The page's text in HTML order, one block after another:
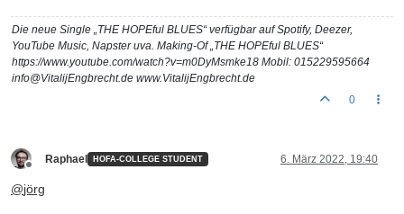
Die neue Single „THE HOPEful BLUES“ verfügbar auf Spotify, Deezer,
YouTube Music, Napster uva. Making-Of „THE HOPEful BLUES“
https://www.youtube.com/watch?v=m0DyMsmke18 Mobil: 015229595664
info@VitalijEngbrecht.de www.VitalijEngbrecht.de
0
Raphael HOFA-COLLEGE STUDENT 6. März 2022, 19:40
@jörg